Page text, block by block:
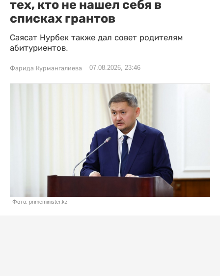
тех, кто не нашел себя в
списках грантов
Саясат Нурбек также дал совет родителям
абитуриентов.
Фарида Курмангалиева 07.08.2026, 23:46
Фото: primeminister.kz